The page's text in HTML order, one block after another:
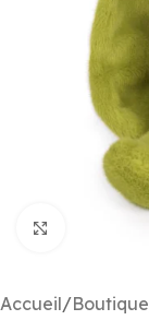
Accueil/Boutique